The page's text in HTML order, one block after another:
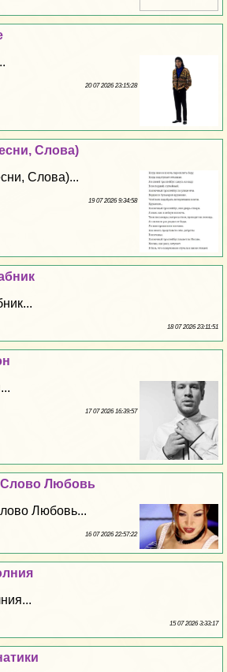
20 07 2026 23:15:28
Слова)
Слова)...
19 07 2026 9:34:58
18 07 2026 23:11:51
17 07 2026 16:39:57
Слово Любовь
Любовь...
16 07 2026 22:57:22
15 07 2026 3:33:17